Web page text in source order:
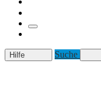
Hilfe Suche